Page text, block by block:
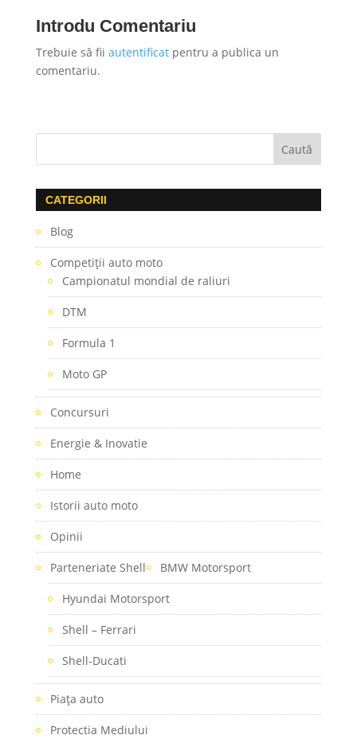
Introdu Comentariu
Trebuie să fii autentificatpentru a publica un
comentariu.
CATEGORII
Blog
Competiţii auto moto
Campionatul mondial de raliuri
DTM
Formula 1
Moto GP
Concursuri
Energie & Inovatie
Home
Istorii auto moto
Opinii
Parteneriate Shell BMW Motorsport
Hyundai Motorsport
Shell – Ferrari
Shell-Ducati
Piaţa auto
Protectia Mediului